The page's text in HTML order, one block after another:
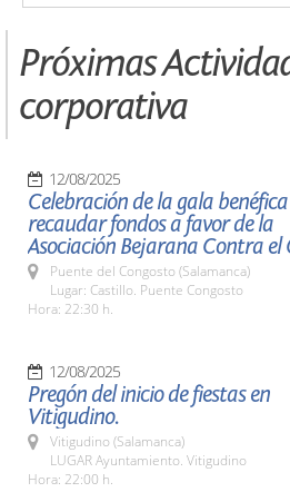
Próximas
corporativa
12/08/2025
Celebración de la gala
recaudar fondos a favor de la
Asociación Bejarana Contra el
Puente del Congosto (Salamanca)
Lugar: Castillo. Puente Congosto
Hora: 22:30 h.
12/08/2025
Pregón del inicio de fiestas en
Vitigudino.
Vitigudino (Salamanca)
LUGAR Ayuntamiento. Vitigudino
Hora: 22:00 h.